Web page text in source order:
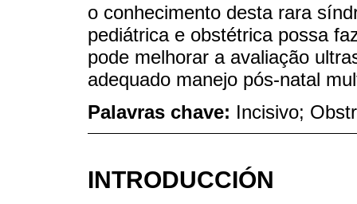
o conhecimento desta rara
pediátrica e obstétrica possa
pode melhorar a avaliação
adequado manejo pós-natal
Palavras chave: Incisivo;
INTRODUCCIÓN